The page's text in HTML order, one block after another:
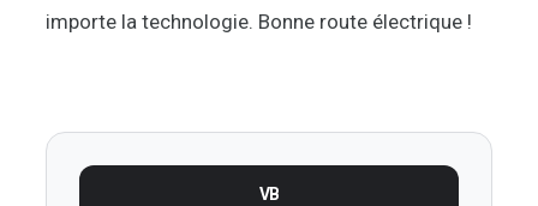
importe la technologie. Bonne route électrique !
VB